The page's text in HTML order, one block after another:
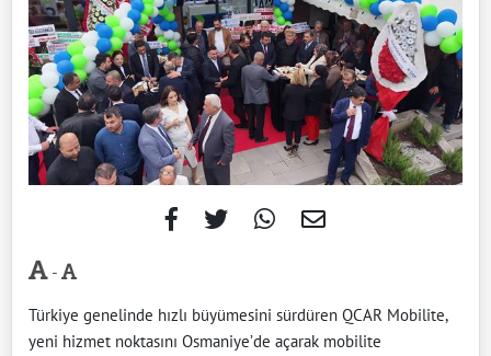
-
Türkiye genelinde hızlı büyümesini sürdüren QCAR Mobilite,
yeni hizmet noktasını Osmaniye’de açarak mobilite